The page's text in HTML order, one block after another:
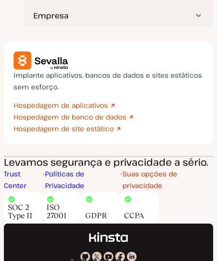
Empresa
Implante aplicativos, bancos de dados e sites estáticos
sem esforço.
Hospedagem de aplicativos
Hospedagem de banco de dados
Hospedagem de site estático
Levamos segurança e privacidade a sério.
Trust
Center
Políticas de
Privacidade
Suas opções de
privacidade
SOC 2
Type II
ISO
27001
GDPR CCPA